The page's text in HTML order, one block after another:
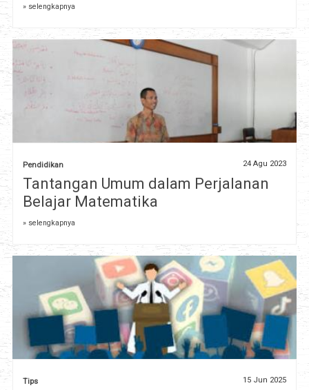
» selengkapnya
Pendidikan 24 Agu 2023
Tantangan Umum dalam Perjalanan
Belajar Matematika
» selengkapnya
Tips 15 Jun 2025